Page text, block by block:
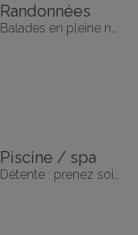
Randonnées
Balades en pleine nature !
Piscine / spa
Détente : prenez soin de vous !